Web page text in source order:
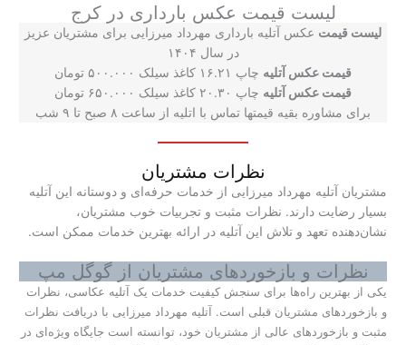
لیست قیمت عکس بارداری در کرج
لیست قیمتعکس آتلیه بارداری مهرداد میرزایی برای مشتریان عزیز
در سال ۱۴۰۴
قیمت عکس آتلیهچاپ ۱۶.۲۱ کاغذ سیلک ۵۰۰.۰۰۰ تومان
قیمت عکس آتلیهچاپ ۲۰.۳۰ کاغذ سیلک ۶۵۰.۰۰۰ تومان
برای مشاوره بقیه قیمتها تماس با اتلیه از ساعت ۸ صبح تا ۹ شب
نظرات مشتریان
مشتریان آتلیه مهرداد میرزایی از خدمات حرفه‌ای و دوستانه این آتلیه
بسیار رضایت دارند. نظرات مثبت و تجربیات خوب مشتریان،
نشان‌دهنده تعهد و تلاش این آتلیه در ارائه بهترین خدمات ممکن است.
نظرات و بازخوردهای مشتریان از گوگل مپ
یکی از بهترین راه‌ها برای سنجش کیفیت خدمات یک آتلیه عکاسی، نظرات
و بازخوردهای مشتریان قبلی است. آتلیه مهرداد میرزایی با دریافت نظرات
مثبت و بازخوردهای عالی از مشتریان خود، توانسته است جایگاه ویژه‌ای در